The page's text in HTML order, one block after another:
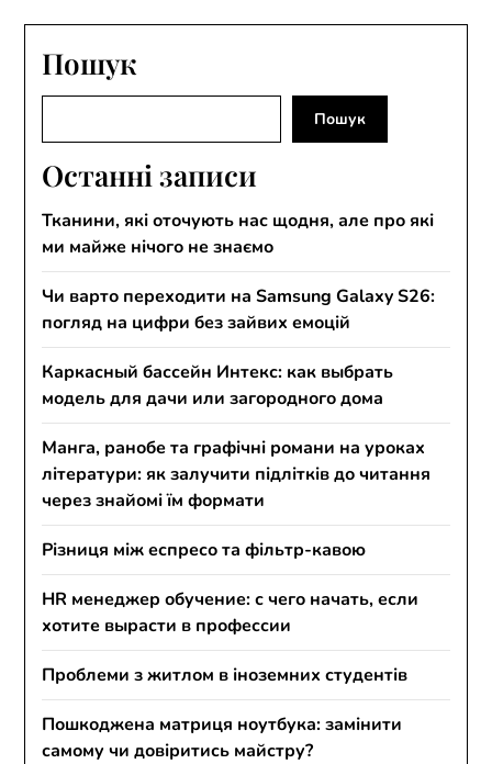
Пошук
Пошук
Останні записи
Тканини, які оточують нас щодня, але про які
ми майже нічого не знаємо
Чи варто переходити на Samsung Galaxy S26:
погляд на цифри без зайвих емоцій
Каркасный бассейн Интекс: как выбрать
модель для дачи или загородного дома
Манга, ранобе та графічні романи на уроках
літератури: як залучити підлітків до читання
через знайомі їм формати
Різниця між еспресо та фільтр-кавою
HR менеджер обучение: с чего начать, если
хотите вырасти в профессии
Проблеми з житлом в іноземних студентів
Пошкоджена матриця ноутбука: замінити
самому чи довіритись майстру?